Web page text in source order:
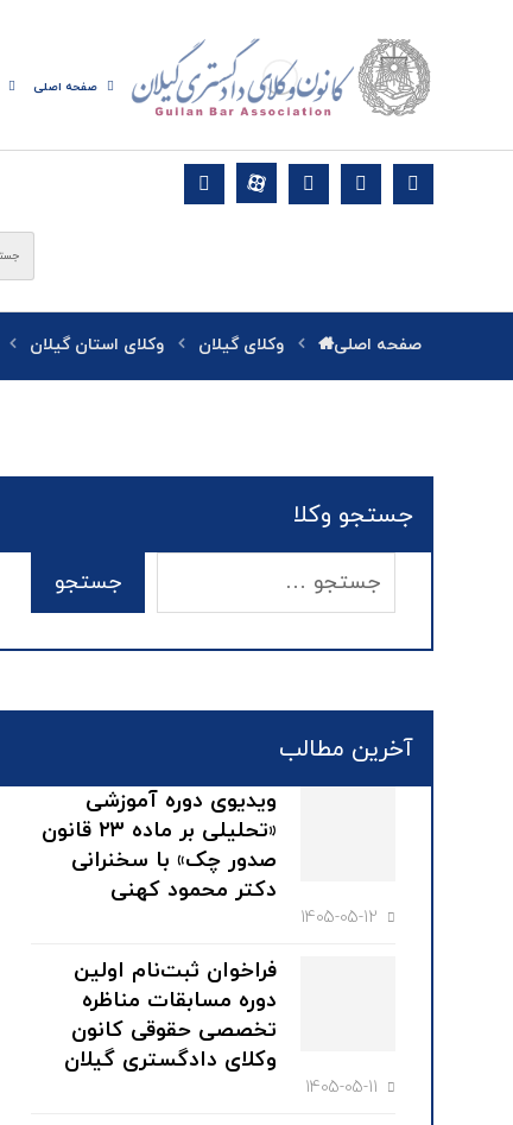
صفحه اصلی
صفحه اصلی وکلای گیلان وکلای استان گیلان
جستجو وکلا
آخرین مطالب
ویدیوی دوره آموزشی
«تحلیلی بر ماده ۲۳ قانون
صدور چک» با سخنرانی
دکتر محمود کهنی
1405-05-12
فراخوان ثبت‌نام اولین
دوره مسابقات مناظره
تخصصی حقوقی کانون
وکلای دادگستری گیلان
1405-05-11